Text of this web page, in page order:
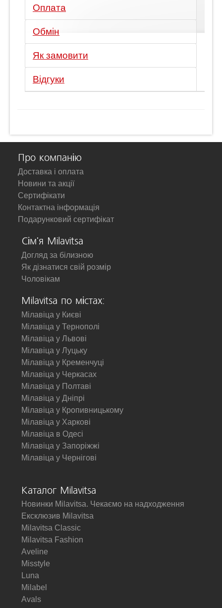
Оплата
Обмін
Як замовити
Відгуки
Про компанію
Доставка і оплата
Новини та акції
Сертифікати
Контактна інформація
Подарунковий сертифікат
Сім'я Milavitsa
Догляд за білизною
Як дізнатися свій розмір
Чоловікам
Milavitsa по містах:
Мілавіца у Києві
Мілавіца у Тернополі
Мілавіца у Львові
Мілавіца у Луцьку
Мілавіца у Кременчуці
Мілавіца у Черкасах
Мілавіца у Полтаві
Мілавіца у Дніпрі
Мілавіца у Кропивницькому
Мілавіца у Харкові
Мілавіца в Одесі
Мілавіца у Запоріжжі
Мілавіца у Чернігові
Каталог Milavitsa
Новинки Milavitsa. Чекаємо на надходження
Ексклюзив Milavitsa
Milavitsa Classic
Milavitsa Fashion
Aveline
Misstyle
Luna
Milabel
Avals